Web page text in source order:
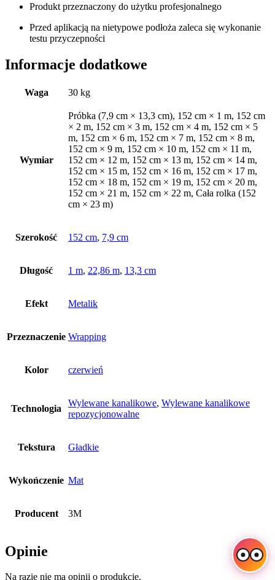
Produkt przeznaczony do użytku profesjonalnego
Przed aplikacją na nietypowe podłoża zaleca się wykonanie
testu przyczepności
Informacje dodatkowe
Waga 30 kg
Wymiar
Próbka (7,9 cm × 13,3 cm), 152 cm × 1 m, 152 cm
× 2 m, 152 cm × 3 m, 152 cm × 4 m, 152 cm × 5
m, 152 cm × 6 m, 152 cm × 7 m, 152 cm × 8 m,
152 cm × 9 m, 152 cm × 10 m, 152 cm × 11 m,
152 cm × 12 m, 152 cm × 13 m, 152 cm × 14 m,
152 cm × 15 m, 152 cm × 16 m, 152 cm × 17 m,
152 cm × 18 m, 152 cm × 19 m, 152 cm × 20 m,
152 cm × 21 m, 152 cm × 22 m, Cała rolka (152
cm × 23 m)
Szerokość 152 cm, 7,9 cm
Długość 1 m, 22,86 m, 13,3 cm
Efekt Metalik
Przeznaczenie Wrapping
Kolor czerwień
Technologia
Wylewane kanalikowe, Wylewane kanalikowe
repozycjonowalne
Tekstura Gładkie
Wykończenie Mat
Producent 3M
Opinie
Na razie nie ma opinii o produkcie.